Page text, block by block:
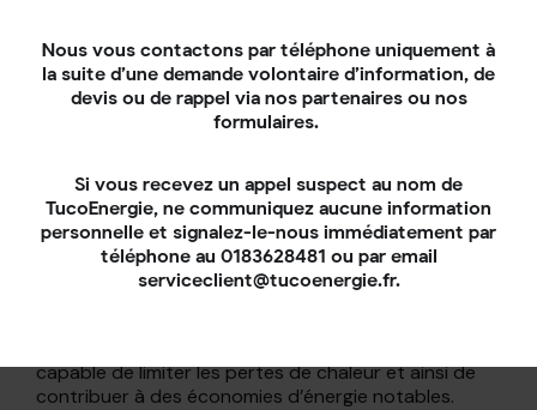
présente une conductivité thermique faible,
généralement entre 0,029 et 0,038 W/m.K. Une
faible conductivité thermique signifie que le
matériau conduit peu la chaleur, ce qui est un
L’épaisseurdu matériau : Plus le matériau est
épais, plus sa résistance thermique est élevée.
Pour un polystyrène de 14 cm par exemple, la
résistance thermique peut atteindre 3,7
m².K/W.
capable de limiter les pertes de chaleur et ainsi de
contribuer à des économies d’énergie notables.
Nous vous contactons par téléphone uniquement à
la suite d’une demande volontaire d’information, de
devis ou de rappel via nos partenaires ou nos
formulaires.
Si vous recevez un appel suspect au nom de
TucoEnergie, ne communiquez aucune information
personnelle et signalez-le-nous immédiatement par
téléphone au 0183628481 ou par email
serviceclient@tucoenergie.fr.